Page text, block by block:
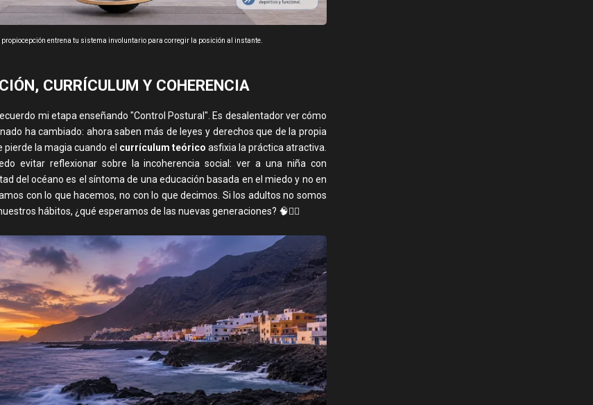
propiocepción entrena tu sistema involuntario para corregir la posición al instante.
CURRÍCULUM Y COHERENCIA
mi etapa enseñando "Control Postural". Es desalentador ver cómo
ha cambiado: ahora saben más de leyes y derechos que de la propia
pierde la magia cuando el currículum teórico asfixia la práctica atractiva.
evitar reflexionar sobre la incoherencia social: ver a una niña con
del océano es el síntoma de una educación basada en el miedo y no en
con lo que hacemos, no con lo que decimos. Si los adultos no somos
hábitos, ¿qué esperamos de las nuevas generaciones? 🧠🚶‍♂️